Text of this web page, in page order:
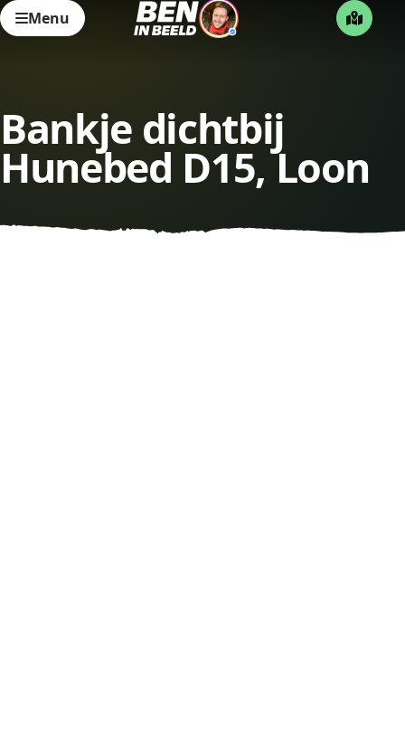
Menu
Bankje dichtbij
Hunebed D15, Loon